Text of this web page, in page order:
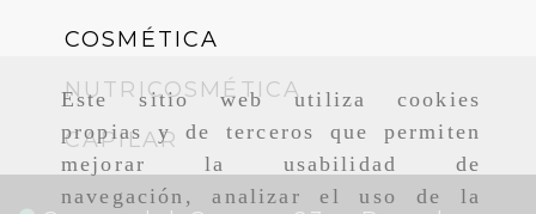
Este sitio web utiliza cookies
propias y de terceros que permiten
mejorar la usabilidad de
navegación, analizar el uso de la
COSMÉTICA
NUTRICOSMÉTICA
CAPILAR